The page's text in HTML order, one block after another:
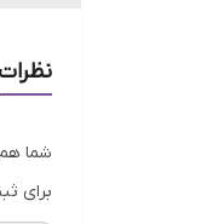
نظرات
شما
برای